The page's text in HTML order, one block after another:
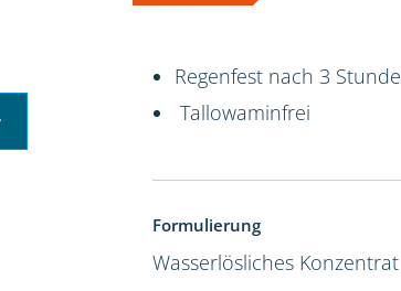
Regenfest nach 3
Tallowaminfrei
Formulierung
Wasserlösliches Konzentrat